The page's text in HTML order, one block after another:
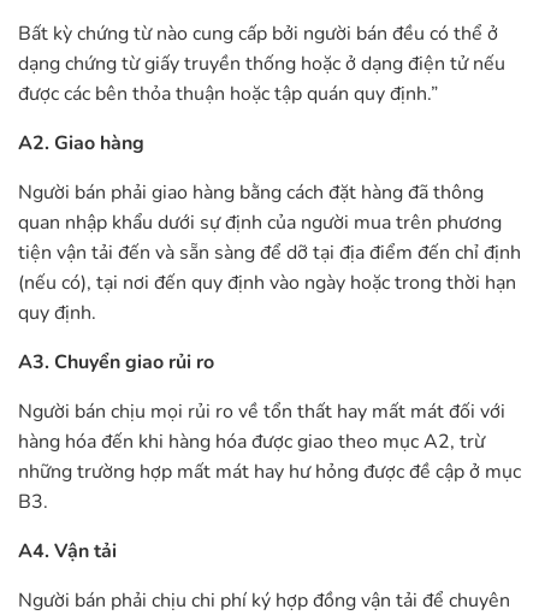
Bất kỳ chứng từ nào cung cấp bởi người bán đều có thể ở
dạng chứng từ giấy truyền thống hoặc ở dạng điện tử nếu
được các bên thỏa thuận hoặc tập quán quy định.”
A2. Giao hàng
Người bán phải giao hàng bằng cách đặt hàng đã thông
quan nhập khẩu dưới sự định của người mua trên phương
tiện vận tải đến và sẵn sàng để dỡ tại địa điểm đến chỉ định
(nếu có), tại nơi đến quy định vào ngày hoặc trong thời hạn
quy định.
A3. Chuyển giao rủi ro
Người bán chịu mọi rủi ro về tổn thất hay mất mát đối với
hàng hóa đến khi hàng hóa được giao theo mục A2, trừ
những trường hợp mất mát hay hư hỏng được đề cập ở mục
B3.
A4. Vận tải
Người bán phải chịu chi phí ký hợp đồng vận tải để chuyên